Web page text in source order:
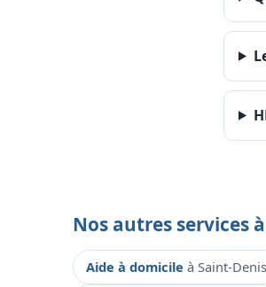
Nos autres services
Aide à domicileà Saint-Denis